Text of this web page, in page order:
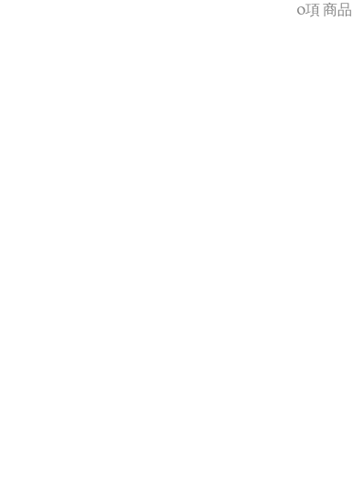
0項 商品